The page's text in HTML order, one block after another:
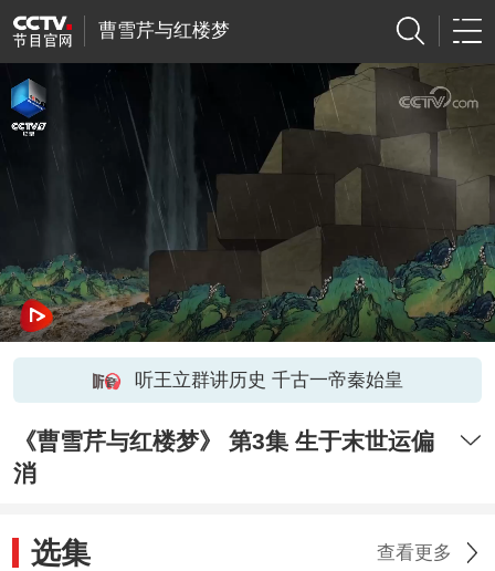
曹雪芹与红楼梦
听王立群讲历史 千古一帝秦始皇
《曹雪芹与红楼梦》 第3集 生于末世运偏
消
选集 查看更多